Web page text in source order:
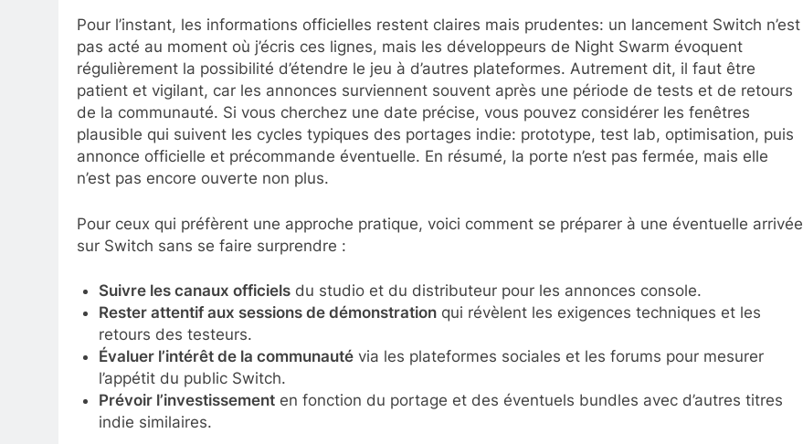
Pour l’instant, les informations officielles restent claires mais prudentes: un lancement Switch n’est
pas acté au moment où j’écris ces lignes, mais les développeurs de Night Swarm évoquent
régulièrement la possibilité d’étendre le jeu à d’autres plateformes. Autrement dit, il faut être
patient et vigilant, car les annonces surviennent souvent après une période de tests et de retours
de la communauté. Si vous cherchez une date précise, vous pouvez considérer les fenêtres
plausible qui suivent les cycles typiques des portages indie: prototype, test lab, optimisation, puis
annonce officielle et précommande éventuelle. En résumé, la porte n’est pas fermée, mais elle
n’est pas encore ouverte non plus.
Pour ceux qui préfèrent une approche pratique, voici comment se préparer à une éventuelle arrivée
sur Switch sans se faire surprendre :
Suivre les canaux officielsdu studio et du distributeur pour les annonces console.
Rester attentif aux sessions de démonstrationqui révèlent les exigences techniques et les
retours des testeurs.
Évaluer l’intérêt de la communautévia les plateformes sociales et les forums pour mesurer
l’appétit du public Switch.
Prévoir l’investissementen fonction du portage et des éventuels bundles avec d’autres titres
indie similaires.